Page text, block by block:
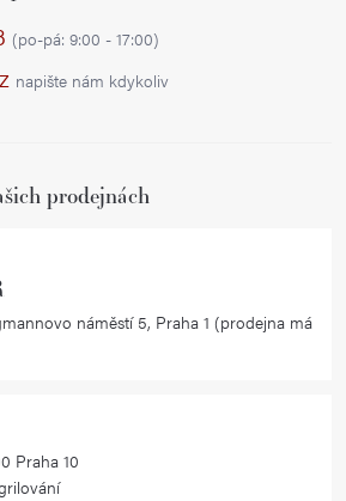
(po-pá: 9:00 - 17:00)
napište nám kdykoliv
prodejnách
náměstí 5, Praha 1 (prodejna má
Praha 10